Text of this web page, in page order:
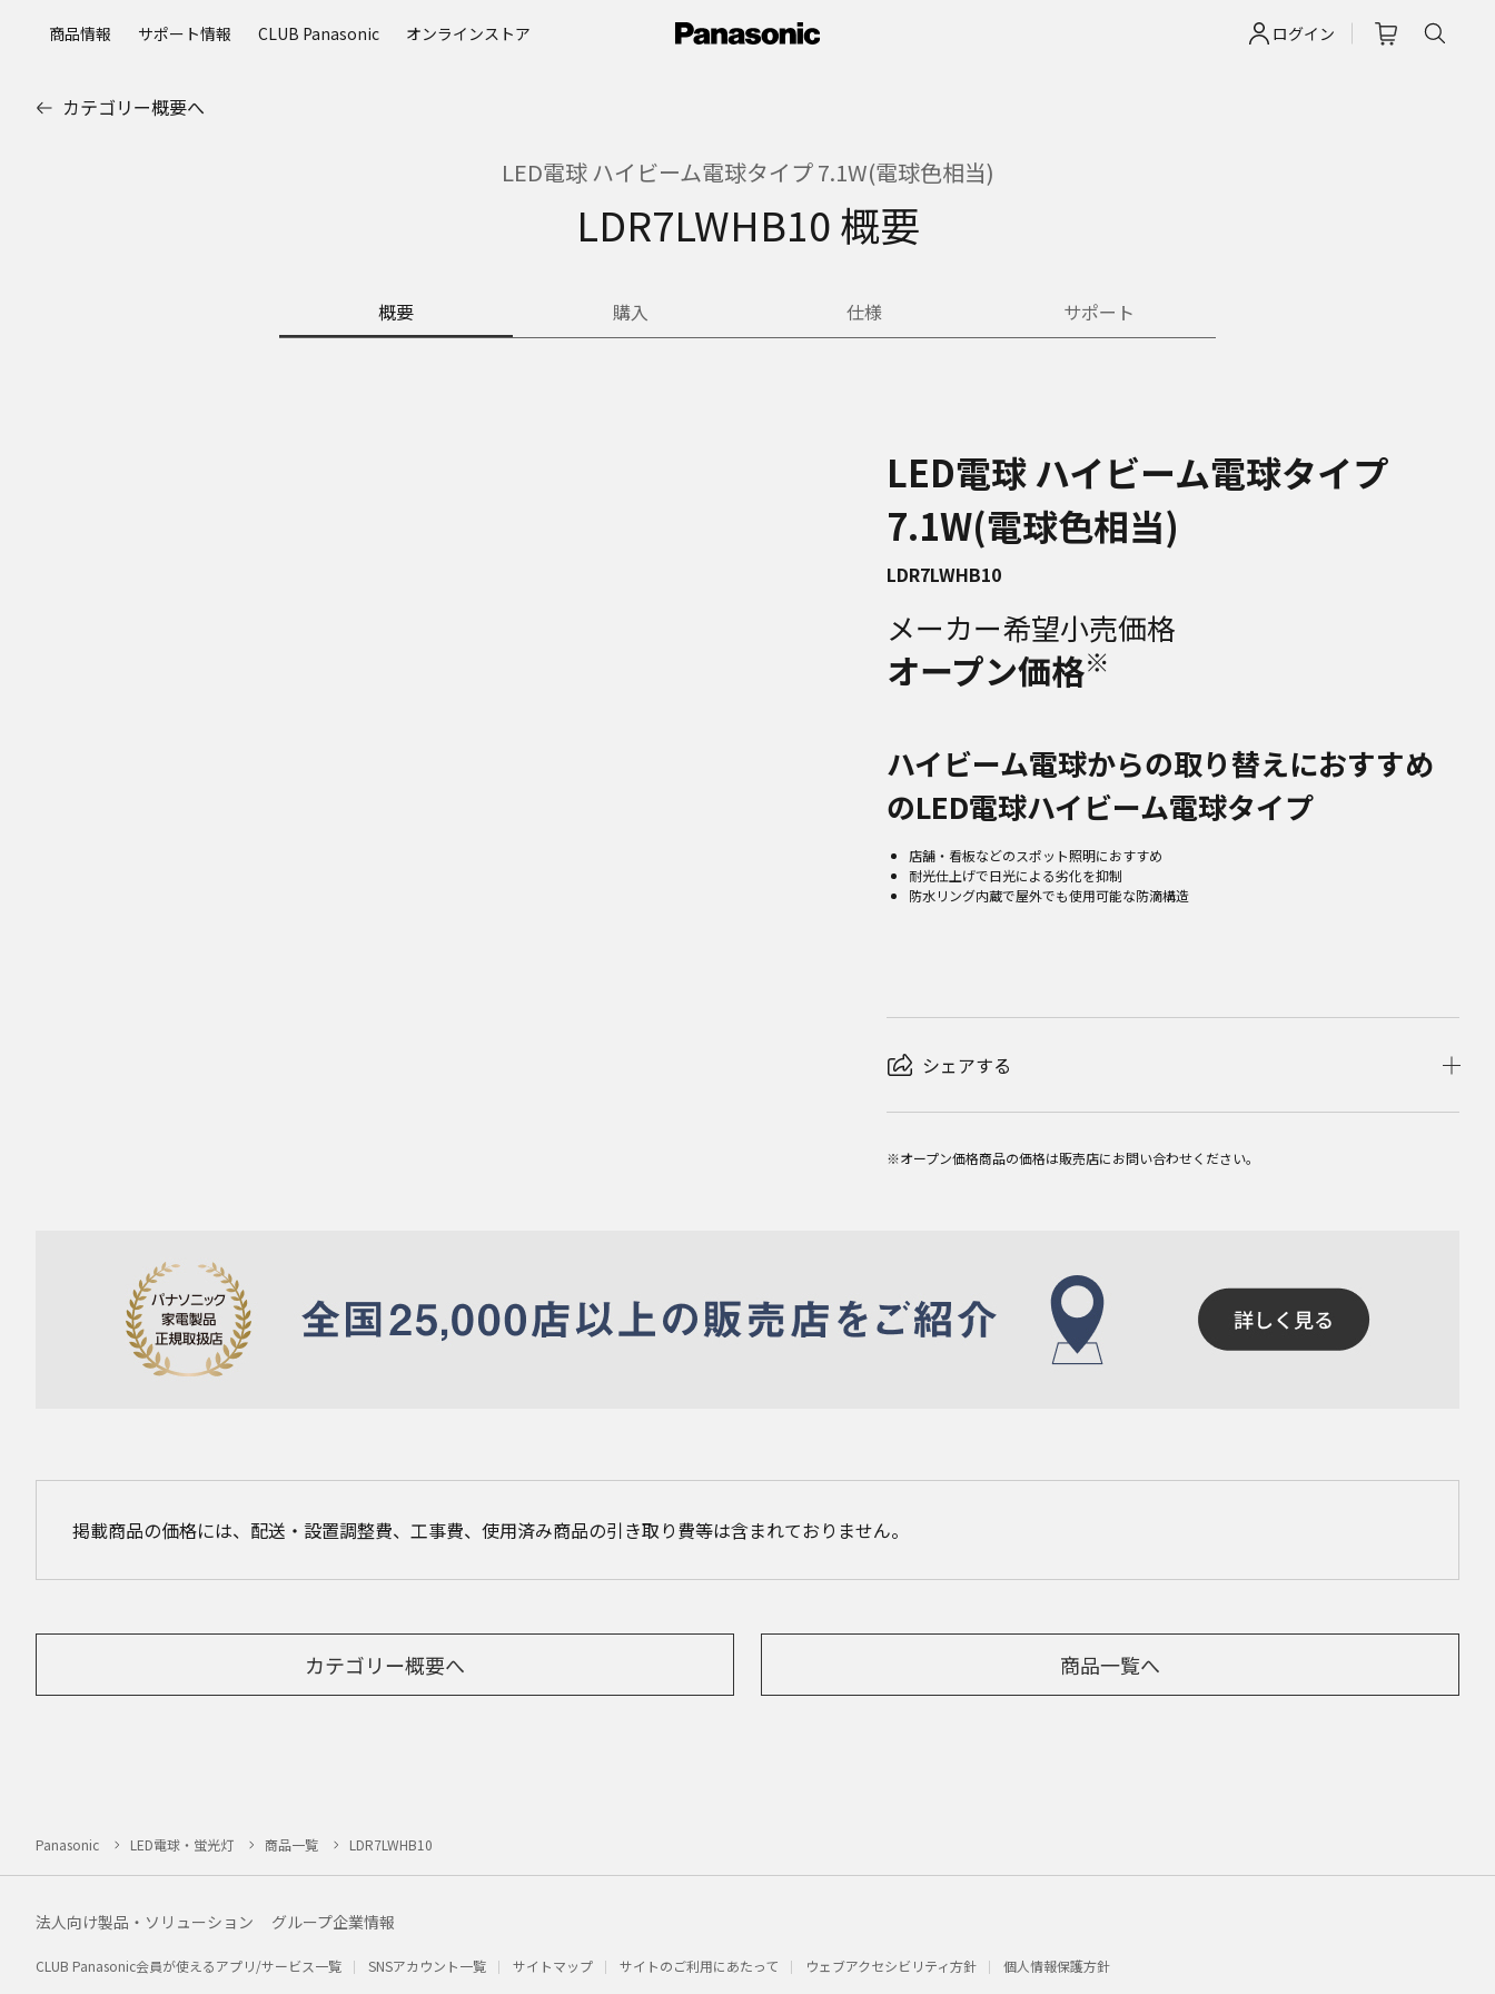
ログイン
商品情報 サポート情報 CLUB Panasonic オンラインストア
カテゴリー概要へ
LED電球 ハイビーム電球タイプ 7.1W(電球色相当)
LDR7LWHB10 概要
概要 購入 仕様 サポート
LED電球 ハイビーム電球タイプ
7.1W(電球色相当)
LDR7LWHB10
メーカー希望小売価格
オープン価格※
ハイビーム電球からの取り替えにおすすめ
のLED電球ハイビーム電球タイプ
店舗・看板などのスポット照明におすすめ
耐光仕上げで日光による劣化を抑制
防水リング内蔵で屋外でも使用可能な防滴構造
シェアする
※オープン価格商品の価格は販売店にお問い合わせください。
掲載商品の価格には、配送・設置調整費、工事費、使用済み商品の引き取り費等は含まれておりません。
カテゴリー概要へ 商品一覧へ
Panasonic LED電球・蛍光灯 商品一覧 LDR7LWHB10
法人向け製品・ソリューション グループ企業情報
CLUB Panasonic会員が使えるアプリ/サービス一覧 SNSアカウント一覧 サイトマップ サイトのご利用にあたって ウェブアクセシビリティ方針 個人情報保護方針